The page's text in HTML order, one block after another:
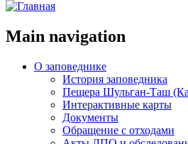
Main navigation
О заповеднике
История заповедника
Пещера Шульган-Таш
Интерактивные карты
Документы
Обращение с отходами